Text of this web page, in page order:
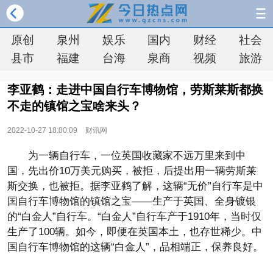
原创 泉州 娱乐 国内 财经
社会
县市
福建 台海 泉商 视频 旅游
李亚鹤：走进中国自行车博物馆，劳斯莱斯都换
不走的镇馆之宝啥来头？
2022-10-27 18:00:09 财讯网
为一辆自行车，一位英国收藏家不远万里来到中
国，先出价10万美元购买，被拒，后提出用一辆劳斯莱
斯交换，也被拒。据李亚鹤了解，这辆“无价”自行车是中
国自行车博物馆的镇馆之宝——生产于英国、全身镀银
的“白金人”自行车。“白金人”自行车产于1910年，当时仅
生产了100辆。如今，即便在英国本土，也存世稀少。中
国自行车博物馆的这辆“白金人”，品相端正，保养良好。